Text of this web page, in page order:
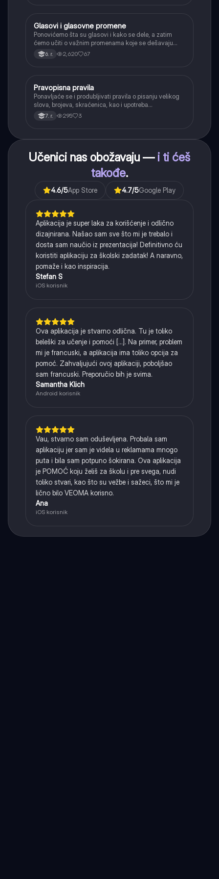
Srpski jezik
Glasovi i glasovne promene
Ponovićemo šta su glasovi i kako se dele, a zatim
ćemo učiti o važnim promenama koje se dešavaju
kada se glasovi nađu jedan pored drugog u rečima
(npr. jednačenje suglasnika po zvučnosti i mestu
6. r. 2,620 67
Srpski jezik
Pravopisna pravila
Ponavljaće se i produbljivati pravila o pisanju velikog
slova, brojeva, skraćenica, kao i upotreba
interpunkcije, sa posebnim fokusom na zarez u
složenoj rečenici.
7. r. 295 3
Učenici nas obožavaju — i ti ćeš
takođe.
4.6/5App Store 4.7/5Google Play
Aplikacija je super laka za korišćenje i odlično
dizajnirana. Našao sam sve što mi je trebalo i
dosta sam naučio iz prezentacija! Definitivno ću
koristiti aplikaciju za školski zadatak! A naravno,
pomaže i kao inspiracija.
Stefan S
iOS korisnik
Ova aplikacija je stvarno odlična. Tu je toliko
beleški za učenje i pomoći [...]. Na primer, problem
mi je francuski, a aplikacija ima toliko opcija za
pomoć. Zahvaljujući ovoj aplikaciji, poboljšao
sam francuski. Preporučio bih je svima.
Samantha Klich
Android korisnik
Vau, stvarno sam oduševljena. Probala sam
aplikaciju jer sam je videla u reklamama mnogo
puta i bila sam potpuno šokirana. Ova aplikacija
je POMOĆ koju želiš za školu i pre svega, nudi
toliko stvari, kao što su vežbe i sažeci, što mi je
lično bilo VEOMA korisno.
Ana
iOS korisnik